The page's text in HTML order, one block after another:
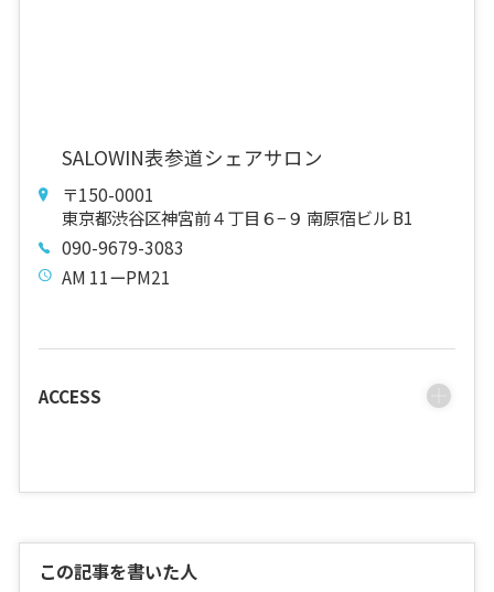
SALOWIN表参道シェアサロン
〒150-0001
東京都渋谷区神宮前４丁目６−９ 南原宿ビル B1
090-9679-3083
AM 11ーPM21
ACCESS
この記事を書いた人